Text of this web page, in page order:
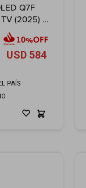
Q7F
(2025) +
LUMI
USD 584
PAÍS